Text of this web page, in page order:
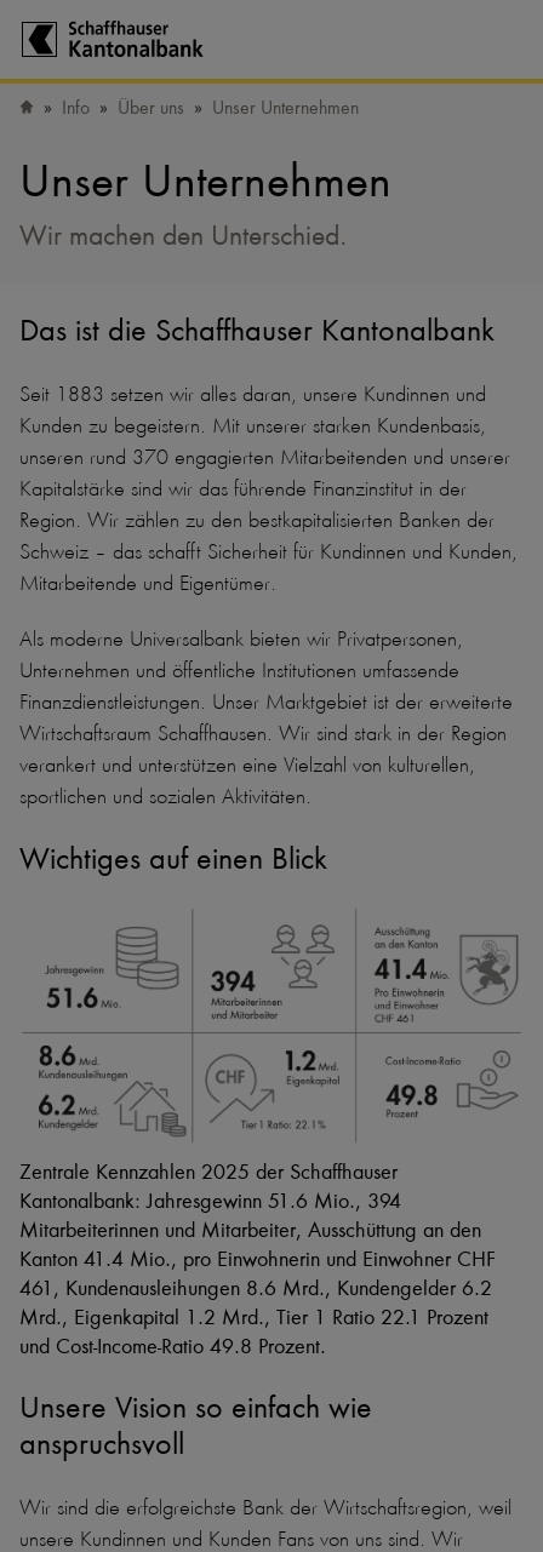
Info Über uns Unser Unternehmen
Unser Unternehmen
Wir machen den Unterschied.
Das ist die Schaffhauser Kantonalbank
Seit 1883 setzen wir alles daran, unsere Kundinnen und
Kunden zu begeistern. Mit unserer starken Kundenbasis,
unseren rund 370 engagierten Mitarbeitenden und unserer
Kapitalstärke sind wir das führende Finanzinstitut in der
Region. Wir zählen zu den bestkapitalisierten Banken der
Schweiz – das schafft Sicherheit für Kundinnen und Kunden,
Mitarbeitende und Eigentümer.
Als moderne Universalbank bieten wir Privatpersonen,
Unternehmen und öffentliche Institutionen umfassende
Finanzdienstleistungen. Unser Marktgebiet ist der erweiterte
Wirtschaftsraum Schaffhausen. Wir sind stark in der Region
verankert und unterstützen eine Vielzahl von kulturellen,
sportlichen und sozialen Aktivitäten.
Wichtiges auf einen Blick
Zentrale Kennzahlen 2025 der Schaffhauser
Kantonalbank: Jahresgewinn 51.6 Mio., 394
Mitarbeiterinnen und Mitarbeiter, Ausschüttung an den
Kanton 41.4 Mio., pro Einwohnerin und Einwohner CHF
461, Kundenausleihungen 8.6 Mrd., Kundengelder 6.2
Mrd., Eigenkapital 1.2 Mrd., Tier 1 Ratio 22.1 Prozent
und Cost-Income-Ratio 49.8 Prozent.
Unsere Vision so einfach wie
anspruchsvoll
Wir sind die erfolgreichste Bank der Wirtschaftsregion, weil
unsere Kundinnen und Kunden Fans von uns sind. Wir